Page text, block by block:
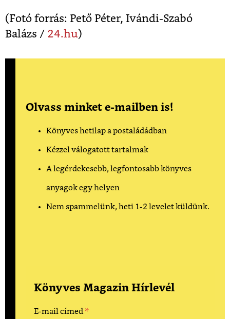
(Fotó forrás: Pető Péter, Ivándi-Szabó
Balázs / 24.hu)
Olvass minket e-mailben is!
Könyves hetilap a postaládádban
Kézzel válogatott tartalmak
A legérdekesebb, legfontosabb könyves
anyagok egy helyen
Nem spammelünk, heti 1-2 levelet küldünk.
Könyves Magazin Hírlevél
E-mail címed *